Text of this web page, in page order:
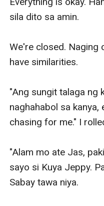
sila dito sa amin.
We're closed. Naging
have similarities.
"Ang sungit talaga ng
naghahabol sa kanya,
chasing for me." I
"Alam mo ate Jas,
sayo si Kuya Jeppy.
Sabay tawa niya.